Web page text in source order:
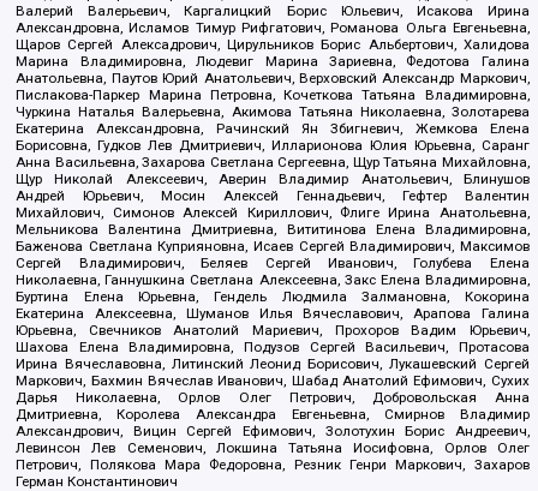
Валерий Валерьевич, Каргалицкий Борис Юльевич, Исакова Ирина
Александровна, Исламов Тимур Рифгатович, Романова Ольга Евгеньевна,
Щаров Сергей Алексадрович, Цирульников Борис Альбертович, Халидова
Марина Владимировна, Людевиг Марина Зариевна, Федотова Галина
Анатольевна, Паутов Юрий Анатольевич, Верховский Александр Маркович,
Пислакова-Паркер Марина Петровна, Кочеткова Татьяна Владимировна,
Чуркина Наталья Валерьевна, Акимова Татьяна Николаевна, Золотарева
Екатерина Александровна, Рачинский Ян Збигневич, Жемкова Елена
Борисовна, Гудков Лев Дмитриевич, Илларионова Юлия Юрьевна, Саранг
Анна Васильевна, Захарова Светлана Сергеевна, Щур Татьяна Михайловна,
Щур Николай Алексеевич, Аверин Владимир Анатольевич, Блинушов
Андрей Юрьевич, Мосин Алексей Геннадьевич, Гефтер Валентин
Михайлович, Симонов Алексей Кириллович, Флиге Ирина Анатольевна,
Мельникова Валентина Дмитриевна, Вититинова Елена Владимировна,
Баженова Светлана Куприяновна, Исаев Сергей Владимирович, Максимов
Сергей Владимирович, Беляев Сергей Иванович, Голубева Елена
Николаевна, Ганнушкина Светлана Алексеевна, Закс Елена Владимировна,
Буртина Елена Юрьевна, Гендель Людмила Залмановна, Кокорина
Екатерина Алексеевна, Шуманов Илья Вячеславович, Арапова Галина
Юрьевна, Свечников Анатолий Мариевич, Прохоров Вадим Юрьевич,
Шахова Елена Владимировна, Подузов Сергей Васильевич, Протасова
Ирина Вячеславовна, Литинский Леонид Борисович, Лукашевский Сергей
Маркович, Бахмин Вячеслав Иванович, Шабад Анатолий Ефимович, Сухих
Дарья Николаевна, Орлов Олег Петрович, Добровольская Анна
Дмитриевна, Королева Александра Евгеньевна, Смирнов Владимир
Александрович, Вицин Сергей Ефимович, Золотухин Борис Андреевич,
Левинсон Лев Семенович, Локшина Татьяна Иосифовна, Орлов Олег
Петрович, Полякова Мара Федоровна, Резник Генри Маркович, Захаров
Герман Константинович